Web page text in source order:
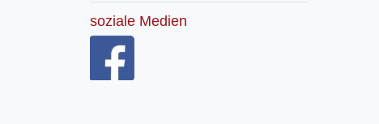
soziale Medien